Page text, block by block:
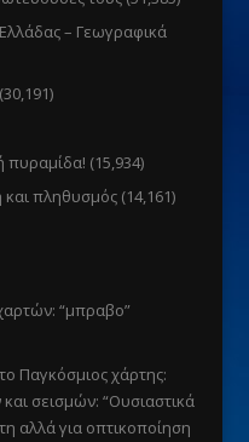
– Γεωγραφικά
(30,191)
πυραμίδα! (15,934)
και πληθυσμός (14,161)
: “μπραβο”
Παγκόσμιος χάρτης:
σεισμών: “Ουσιαστικά
αλλά για οπτικοποίηση